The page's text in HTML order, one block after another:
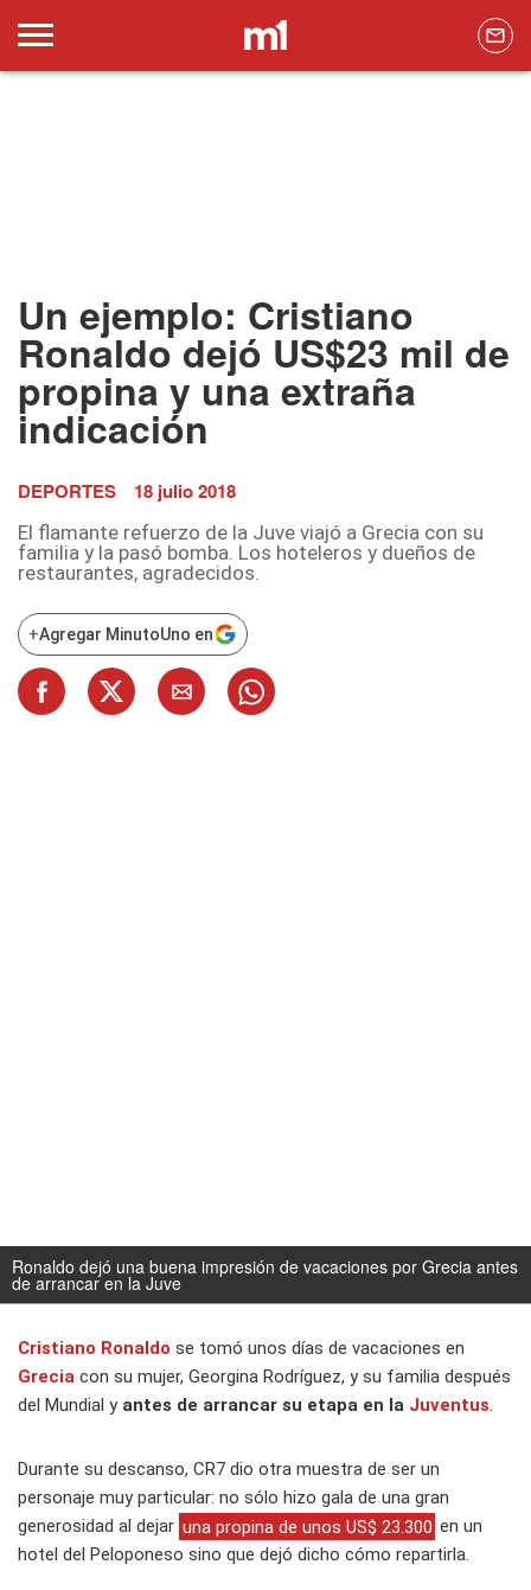
Un ejemplo: Cristiano
Ronaldo dejó US$23 mil de
propina y una extraña
indicación
DEPORTES 18 julio 2018
El flamante refuerzo de la Juve viajó a Grecia con su
familia y la pasó bomba. Los hoteleros y dueños de
restaurantes, agradecidos.
+Agregar MinutoUno en
Ronaldo dejó una buena impresión de vacaciones por Grecia antes
de arrancar en la Juve
Cristiano Ronaldo se tomó unos días de vacaciones en
Grecia con su mujer, Georgina Rodríguez, y su familia después
del Mundial y antes de arrancar su etapa en la Juventus.
Durante su descanso, CR7 dio otra muestra de ser un
personaje muy particular: no sólo hizo gala de una gran
generosidad al dejar una propina de unos US$ 23.300 en un
hotel del Peloponeso sino que dejó dicho cómo repartirla.